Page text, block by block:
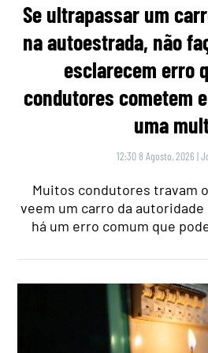
Se ultrapassar um
na autoestrada, não
esclarecem erro
condutores cometem
uma
12:30 8 Agosto, 2026 |
Muitos condutores travam
veem um carro da autoridade
há um erro comum que